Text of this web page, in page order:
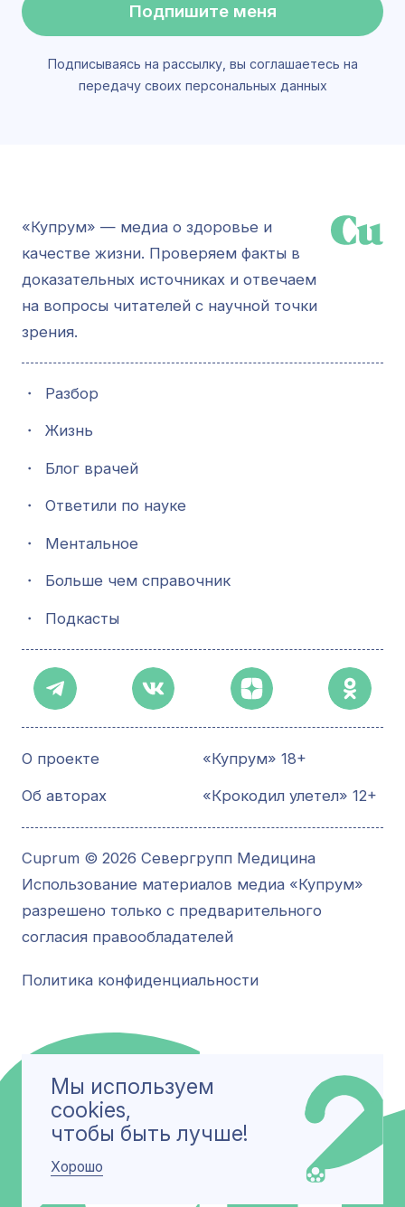
Мы используем
cookies,
чтобы быть лучше!
Хорошо
Подпишите меня
Подписываясь на рассылку, вы соглашаетесь на
передачу своих персональных данных
«Купрум» — медиа о здоровье и
качестве жизни. Проверяем факты в
доказательных источниках и отвечаем
на вопросы читателей с научной точки
зрения.
・ Разбор
・ Жизнь
・ Блог врачей
・ Ответили по науке
・ Ментальное
・ Больше чем справочник
・ Подкасты
О проекте
Об авторах
«Купрум» 18+
«Крокодил улетел» 12+
Cuprum © 2026 Севергрупп Медицина
Использование материалов медиа «Купрум»
разрешено только с предварительного
согласия правообладателей
Политика конфиденциальности